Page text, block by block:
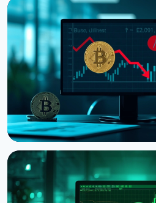
Ведущий CNBC Джим
за квантовой угрозы от IBM
5 августа 2026 г. 4 мин чтения
НОВОСТЬ
Strategy получила убыток
квартале из-за падения